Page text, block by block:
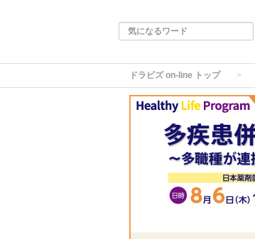
ドラビズ on-line トップ